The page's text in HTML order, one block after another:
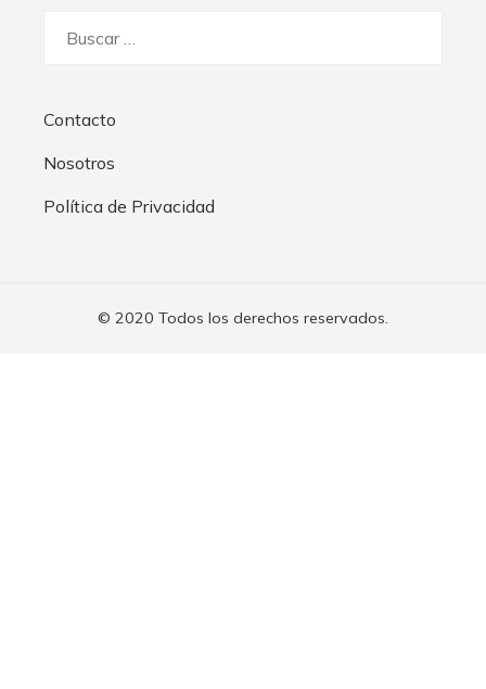
Contacto
Nosotros
Política de Privacidad
© 2020 Todos los derechos reservados.